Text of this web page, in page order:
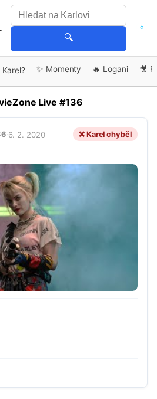
🔍
Karel? ✨ Momenty 🔥 Logani 🎥
Live #136
·6. 2. 2020 ❌ Karel chyběl